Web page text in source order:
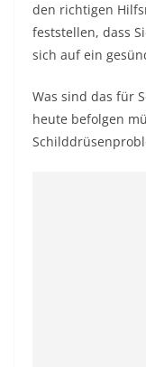
den richtigen
feststellen, dass
sich auf ein
Was sind das für
heute befolgen